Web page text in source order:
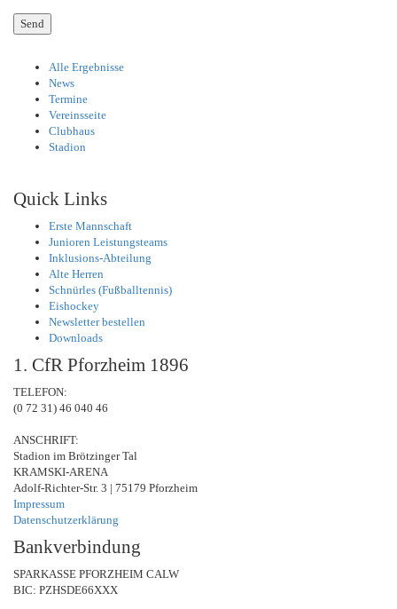
Alle Ergebnisse
News
Termine
Vereinsseite
Clubhaus
Stadion
Quick Links
Erste Mannschaft
Junioren Leistungsteams
Inklusions-Abteilung
Alte Herren
Schnürles (Fußballtennis)
Eishockey
Newsletter bestellen
Downloads
1. CfR Pforzheim 1896
TELEFON:
(0 72 31) 46 040 46
ANSCHRIFT:
Stadion im Brötzinger Tal
KRAMSKI-ARENA
Adolf-Richter-Str. 3 | 75179 Pforzheim
Impressum
Datenschutzerklärung
Bankverbindung
SPARKASSE PFORZHEIM CALW
BIC: PZHSDE66XXX